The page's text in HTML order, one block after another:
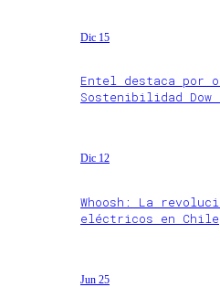
Dic 15
Entel destaca por
Sostenibilidad Dow
Dic 12
Whoosh: La
eléctricos en Chile
Jun 25